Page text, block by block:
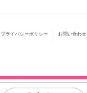
プライバシーポリシー お問い合わせ